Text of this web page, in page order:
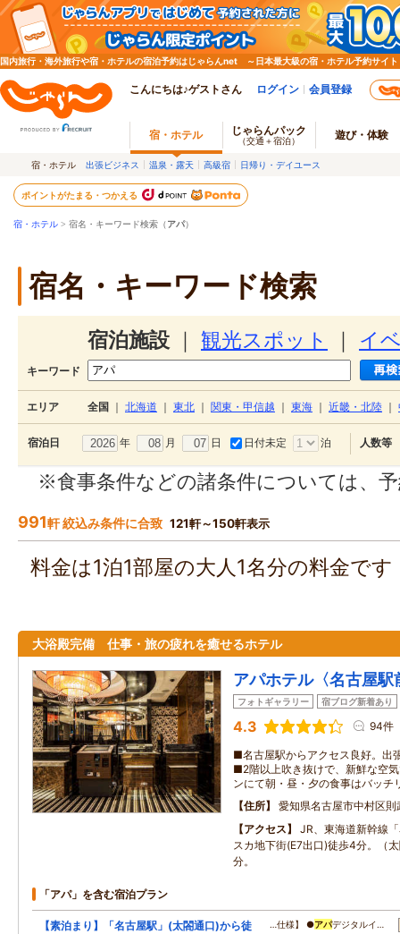
国内旅行・海外旅行や宿・ホテルの宿泊予約はじゃらんnet ～日本最大級の宿・ホテル予約サイト
こんにちは♪ゲストさん ログイン 会員登録
宿・ホテル じゃらんパック
（交通＋宿泊） 遊び・体験
宿・ホテル 出張ビジネス 温泉・露天 高級宿 日帰り・デイユース
ポイントがたまる・つかえる
宿・ホテル > 宿名・キーワード検索（アパ）
宿名・キーワード検索
宿泊施設 観光スポット イ
キーワード
エリア 全国 北海道 東北 関東・甲信越 東海 近畿・北陸
宿泊日 年 月 日 日付未定 泊 人数等
※食事条件などの諸条件については、
991軒 絞込み条件に合致 121軒～150軒表示
料金は1泊1部屋の大人1名分の料金で
大浴殿完備 仕事・旅の疲れを癒せるホテル
アパホテル〈名古屋駅
フォトギャラリー 宿ブログ新着あり
4.3 94件
■名古屋駅からアクセス良好。出
■2階以上吹き抜けで、新鮮な空
ンにて朝・昼・夕の食事はバッチ
住所
愛知県名古屋市中村区
アクセス
JR、東海道新幹線
スカ地下街(E7出口)徒歩4分。（
分。
「アパ」を含む宿泊プラン
【素泊まり】「名古屋駅」(太閤通口)から徒
…仕様】 ●アパデジタルイ…